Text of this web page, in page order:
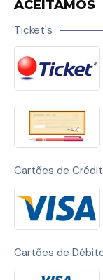
ACEITAMOS
Ticket's
Cartões de
Cartões de